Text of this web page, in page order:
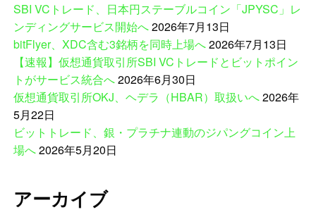
SBI VCトレード、日本円ステーブルコイン「JPYSC」レ
ンディングサービス開始へ2026年7月13日
bitFlyer、XDC含む3銘柄を同時上場へ2026年7月13日
【速報】仮想通貨取引所SBI VCトレードとビットポイン
トがサービス統合へ2026年6月30日
仮想通貨取引所OKJ、ヘデラ（HBAR）取扱いへ2026年
5月22日
ビットトレード、銀・プラチナ連動のジパングコイン上
場へ2026年5月20日
アーカイブ